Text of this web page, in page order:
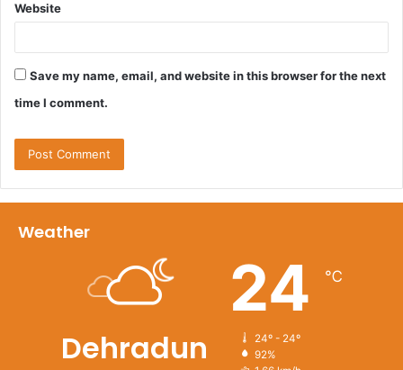
Website
Save my name, email, and website in this browser for the next
time I comment.
Weather
Dehradun
24 ℃
24º - 24º
92%